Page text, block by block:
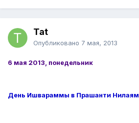
Tat
Опубликовано 7 мая, 2013
6 мая 2013, понедельник
День Ишвараммы в Прашанти Нилаям